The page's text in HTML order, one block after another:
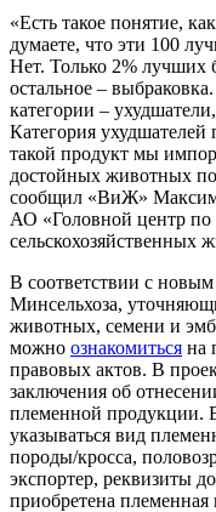
«Есть такое понятие,
думаете, что эти 100
Нет. Только 2% лучших
остальное –
категории –
Категория
такой продукт мы
достойных животных
сообщил «ВиЖ» Максим
АО «Головной центр по
В соответствии с новым
Минсельхоза,
животных, семени и
можно ознакомиться на
правовых актов. В
заключения об
племенной продукции.
указываться вид
породы/кросса,
экспортер, реквизиты
приобретена племенная